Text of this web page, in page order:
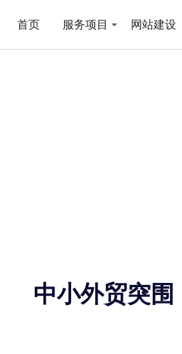
首页 服务项目 网站建设
中小外贸突